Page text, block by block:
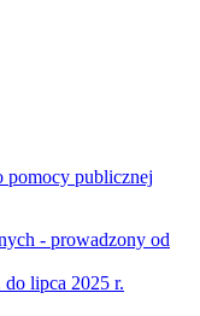
pomocy publicznej
- prowadzony od
lipca 2025 r.